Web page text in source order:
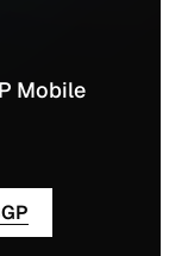
Mobile